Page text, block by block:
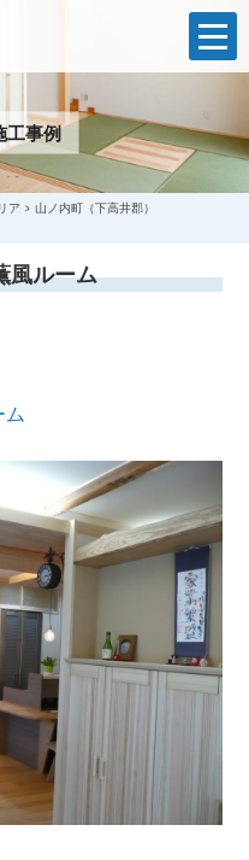
t
o
g
e
n
i
o
工事例
ア
山ノ内町（下高井郡）
風ルーム
ム